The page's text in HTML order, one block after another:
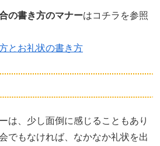
の書き方のマナーはコチラを参照
とお礼状の書き方
は、少し面倒に感じることもあり
でもなければ、なかなか礼状を出